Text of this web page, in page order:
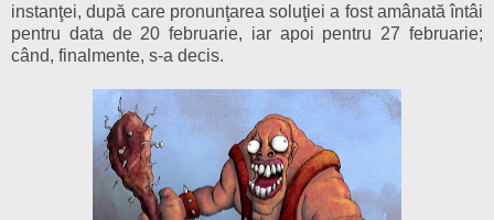
instanţei, după care pronunţarea soluţiei a fost amânată întâi
pentru data de 20 februarie, iar apoi pentru 27 februarie;
când, finalmente, s-a decis.